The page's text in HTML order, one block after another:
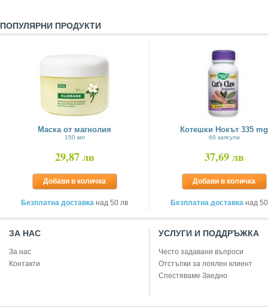
ПОПУЛЯРНИ ПРОДУКТИ
Маска от магнолия
150 мл
29,87 лв
Добави в количка
Безплатна доставка над 50 лв
Котешки Нокът 335 mg
60 капсули
37,69 лв
Добави в количка
Безплатна доставка над
ЗА НАС
За нас
Контакти
УСЛУГИ И ПОДДРЪЖКА
Често задавани въпроси
Отстъпки за лоялен клиент
Спестяваме Заедно